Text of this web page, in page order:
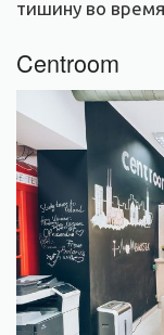
тишину во
Centroom